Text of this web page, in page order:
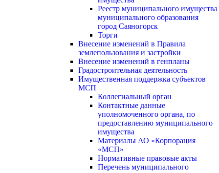
Реестр муниципального имущества
муниципального образования
город Саяногорск
Торги
Внесение изменений в Правила
землепользования и застройки
Внесение изменений в генпланы
Градостроительная деятельность
Имущественная поддержка субъектов
МСП
Коллегиальный орган
Контактные данные
уполномоченного органа, по
предоставлению муниципального
имущества
Материалы АО «Корпорация
«МСП»
Нормативные правовые акты
Перечень муниципального